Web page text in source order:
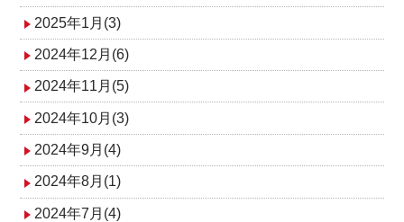
2025年1月(3)
2024年12月(6)
2024年11月(5)
2024年10月(3)
2024年9月(4)
2024年8月(1)
2024年7月(4)